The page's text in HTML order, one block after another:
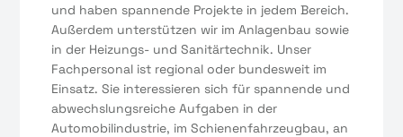
und haben spannende Projekte in jedem Bereich.
Außerdem unterstützen wir im Anlagenbau sowie
in der Heizungs- und Sanitärtechnik. Unser
Fachpersonal ist regional oder bundesweit im
Einsatz. Sie interessieren sich für spannende und
abwechslungsreiche Aufgaben in der
Automobilindustrie, im Schienenfahrzeugbau, an